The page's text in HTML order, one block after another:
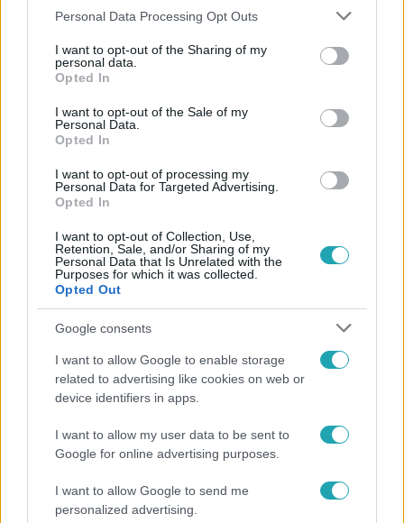
Please note that this website/app uses one or more Google
not limited to your visit or usage behaviour. You may click to
grant or deny consent to Google and its third-party tags to
use your data for below specified purposes in below Google
consent section.
Personal Data Processing Opt Outs
I want to opt-out of the Sharing of my
personal data.
Opted In
I want to opt-out of the Sale of my
Personal Data.
Opted In
I want to opt-out of processing my
Personal Data for Targeted Advertising.
Opted In
I want to opt-out of Collection, Use,
Retention, Sale, and/or Sharing of my
Personal Data that Is Unrelated with the
Purposes for which it was collected.
Opted Out
Google consents
I want to allow Google to enable storage
related to advertising like cookies on web or
device identifiers in apps.
I want to allow my user data to be sent to
Google for online advertising purposes.
I want to allow Google to send me
personalized advertising.
Népszerű
Rubint Réka: A mai napig nem jött vissza a 100%-
os tüdőkapacitásom